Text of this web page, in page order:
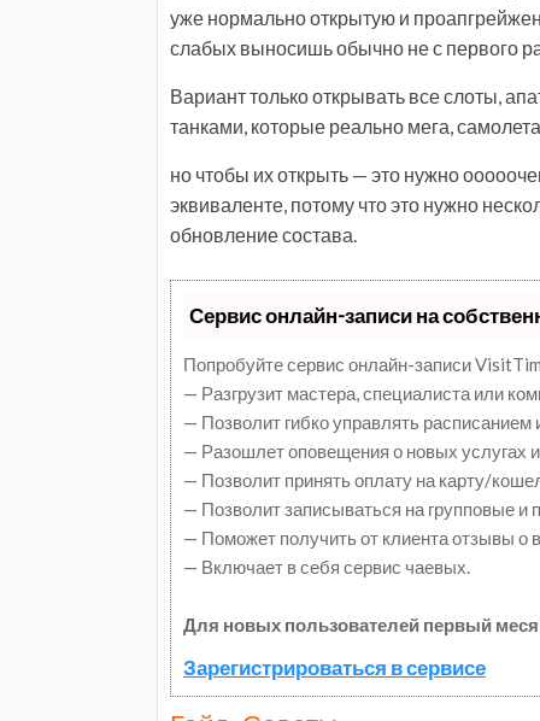
уже нормально открытую и
слабых выносишь обычно не с первого
Вариант только открывать все слоты,
танками, которые реально мега,
но чтобы их открыть — это нужно
эквиваленте, потому что это нужно
обновление состава.
Сервис онлайн-записи на
Попробуйте сервис онлайн-записи
— Разгрузит мастера, специалиста или
— Позволит гибко управлять расписанием
— Разошлет оповещения о новых услугах
— Позволит принять оплату на карту/
— Позволит записываться на групповые
— Поможет получить от клиента отзывы о
— Включает в себя сервис чаевых.
Для новых пользователей первый
Зарегистрироваться в сервисе